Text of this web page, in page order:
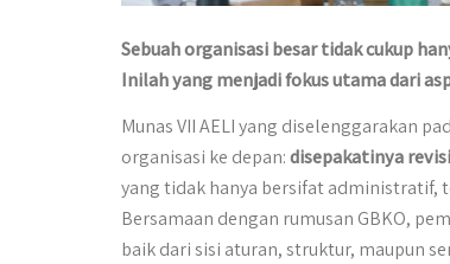
Sebuah organisasi besar tidak cukup
Inilah yang menjadi fokus utama dari
Munas VII AELI yang diselenggarakan
organisasi ke depan:disepakatinya
yang tidak hanya bersifat administratif,
Bersamaan dengan rumusan GBKO,
baik dari sisi aturan, struktur, maupun